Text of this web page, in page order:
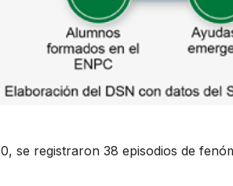
se registraron 38 episodios de